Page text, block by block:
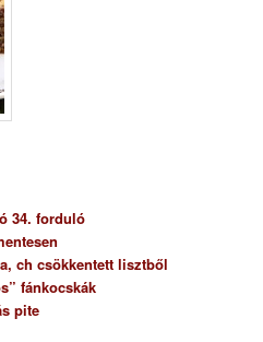
34. forduló
ch csökkentett lisztből
fánkocskák
pite